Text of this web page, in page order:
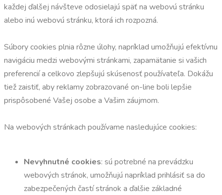
každej ďalšej návšteve odosielajú späť na webovú stránku
alebo inú webovú stránku, ktorá ich rozpozná.
Súbory cookies plnia rôzne úlohy, napríklad umožňujú efektívnu
navigáciu medzi webovými stránkami, zapamätanie si vašich
preferencií a celkovo zlepšujú skúsenosť používateľa. Dokážu
tiež zaistiť, aby reklamy zobrazované on-line boli lepšie
prispôsobené Vašej osobe a Vašim záujmom.
Na webových stránkach používame nasledujúce cookies:
Nevyhnutné cookies: sú potrebné na prevádzku
webových stránok, umožňujú napríklad prihlásiť sa do
zabezpečených častí stránok a ďalšie základné